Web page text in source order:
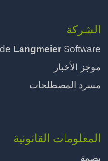
الشركة
Langmeier Software
موجز الأخبار
مسرد المصطلحات
المعلومات القانونية
بصمة